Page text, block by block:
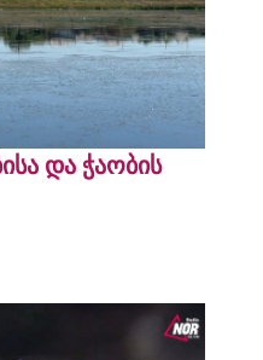
და ჭაობის